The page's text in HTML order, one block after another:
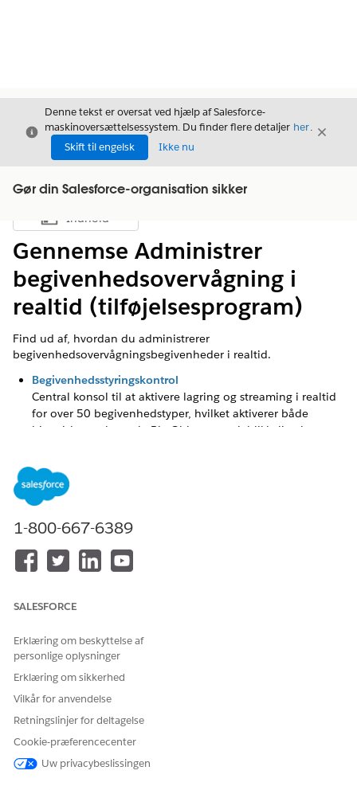
Luk
Denne tekst er oversat ved hjælp af Salesforce-
maskinoversættelsessystem. Du finder flere detaljer her.
Skift til engelsk
Ikke nu
Luk
Gør din Salesforce-organisation sikker
Vis indholdsfortegnelse
Indhold
Gennemse Administrer
begivenhedsovervågning i
realtid (tilføjelsesprogram)
Find ud af, hvordan du administrerer
begivenhedsovervågningsbegivenheder i realtid.
Begivenhedsstyringskontrol
Central konsol til at aktivere lagring og streaming i realtid
for over 50 begivenhedstyper, hvilket aktiverer både
historiske analyser via Big Objects og øjeblikkelig ekstern
LØSTE DENNE ARTIKEL DIT PROBLEM?
1-800-667-6389
SALESFORCE
Erklæring om beskyttelse af
personlige oplysninger
Erklæring om sikkerhed
Vilkår for anvendelse
Retningslinjer for deltagelse
Cookie-præferencecenter
Uw privacybeslissingen